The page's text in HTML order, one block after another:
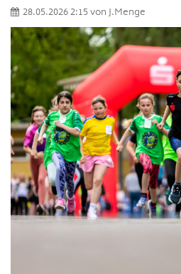
28.05.2026 2:15vonJ.Menge